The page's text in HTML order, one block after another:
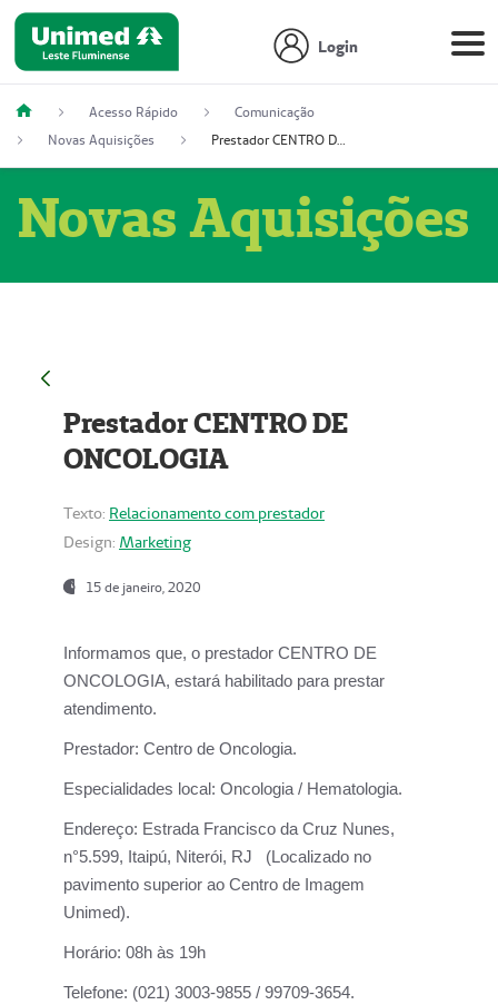
Login
Acesso Rápido
Comunicação
Novas Aquisições
Prestador CENTRO DE ONCOLOGIA
Novas Aquisições
Prestador CENTRO DE
ONCOLOGIA
Texto: Relacionamento com prestador
Design: Marketing
15 de janeiro, 2020
Informamos que, o prestador CENTRO DE
ONCOLOGIA, estará habilitado para prestar
atendimento.
Prestador: Centro de Oncologia.
Especialidades local: Oncologia / Hematologia.
Endereço: Estrada Francisco da Cruz Nunes,
n°5.599, Itaipú, Niterói, RJ (Localizado no
pavimento superior ao Centro de Imagem
Unimed).
Horário: 08h às 19h
Telefone: (021) 3003-9855 / 99709-3654.